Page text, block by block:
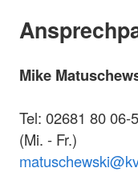
Mike
Tel: 02681 80 06-
(Mi. - Fr.)